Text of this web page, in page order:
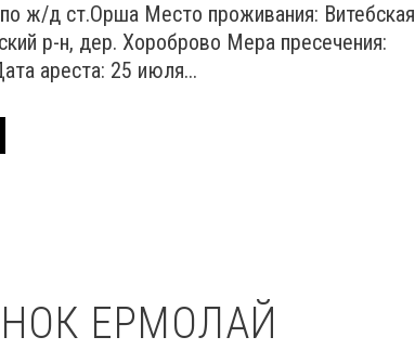
ж/д ст.Орша Место проживания: Витебская
р-н, дер. Хороброво Мера пресечения:
ареста: 25 июля...
ЕРМОЛАЙ